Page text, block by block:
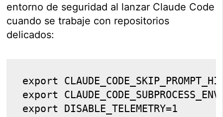
entorno de seguridad al lanzar Claude Code
cuando se trabaje con repositorios
delicados:
export
export
export DISABLE_TELEMETRY=1